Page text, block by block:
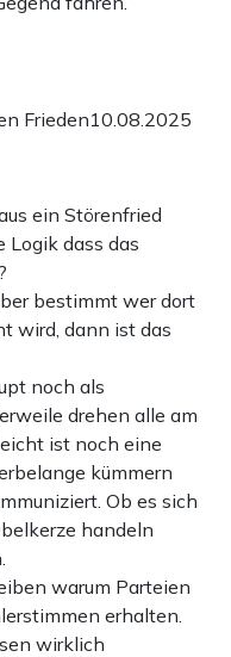
Frieden10.08.2025
ein Störenfried
dass das
bestimmt wer dort
wird, dann ist das
noch als
drehen alle am
ist noch eine
kümmern
Ob es sich
handeln
warum Parteien
erhalten.
wirklich